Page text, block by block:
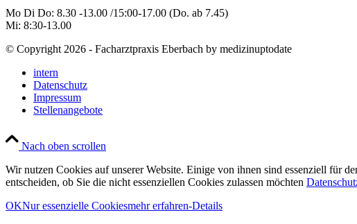
Mo Di Do: 8.30 -13.00 /15:00-17.00 (Do. ab 7.45)
Mi: 8:30-13.00
© Copyright 2026 - Facharztpraxis Eberbach by medizinuptodate
intern
Datenschutz
Impressum
Stellenangebote
Nach oben scrollen
Wir nutzen Cookies auf unserer Website. Einige von ihnen sind essenziell für
entscheiden, ob Sie die nicht essenziellen Cookies zulassen möchten
OKNur essenzielle Cookiesmehr erfahren-Details